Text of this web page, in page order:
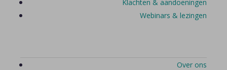
Klachten & aandoeningen
Webinars & lezingen
Over ons